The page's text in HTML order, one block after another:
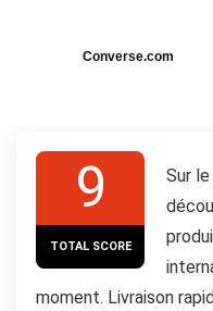
Converse.com
9
TOTAL SCORE
Sur
moment. Livraison